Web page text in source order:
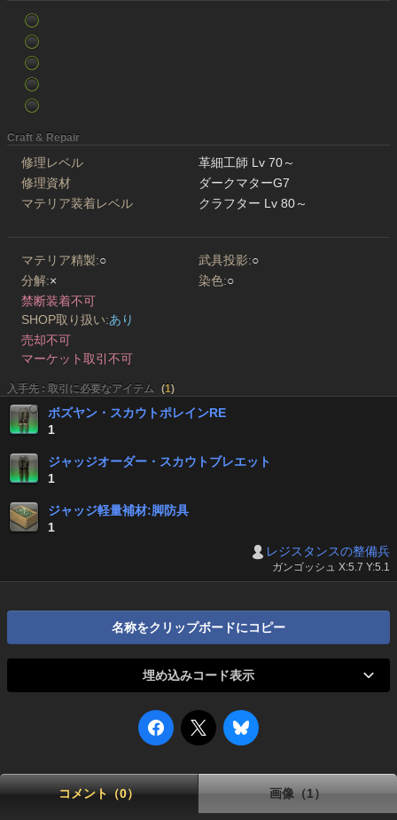
Craft & Repair
修理レベル
革細工師 Lv 70～
修理資材
ダークマターG7
マテリア装着レベル
クラフター Lv 80～
マテリア精製:○ 武具投影:○
分解:× 染色:○
禁断装着不可
SHOP取り扱い:あり
売却不可
マーケット取引不可
入手先 : 取引に必要なアイテム (1)
ボズヤン・スカウトポレインRE
1
ジャッジオーダー・スカウトブレエット
1
ジャッジ軽量補材:脚防具
1
レジスタンスの整備兵
ガンゴッシュ X:5.7 Y:5.1
名称をクリップボードにコピー
埋め込みコード表示
コメント（0） 画像（1）